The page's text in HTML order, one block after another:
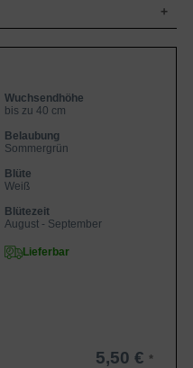
horstbildend, bis zu 40
hellgrün
doldenartig
frische bis trockene
'Iceberg' (Weiße
Das dicke, hellgrüne
Wuchsendhöhe
bis zu 40 cm
Belaubung
Sommergrün
Blüte
Weiß
Blütezeit
August - September
Lieferbar
5,50 €